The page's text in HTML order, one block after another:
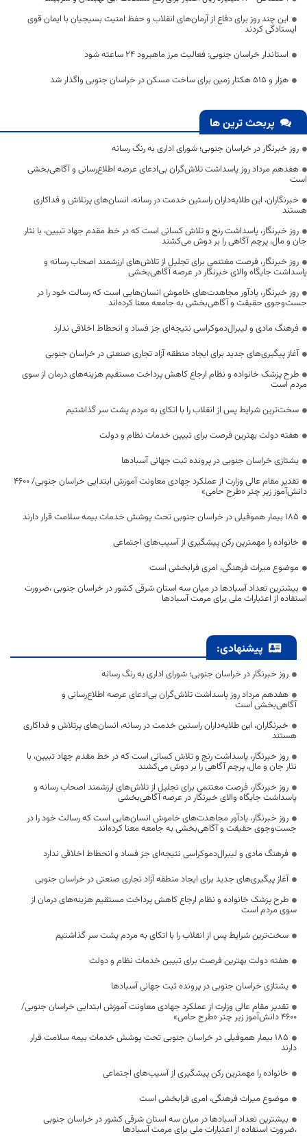
این چند روز برای دفاع از آرمان‌های انقلاب و حفظ امنیت بسیجیان با ایمان قوی
ایستادگی کردند
استاندار خراسان جنوبی: فعالیت مرز ماهیرود ۲۴ ساعته شود
هزار و ۵۱۵ هکتار زمین برای ساخت مسکن در خراسان جنوبی واگذار شد
پربحث ترین ها
روز خبرنگار در خراسان جنوبی؛ شورای اداری به رنگ رسانه
هفدهم مرداد روز پاسداشت تلاش‌گران بی‌ادعای عرصه اطلاع‌رسانی و آگاهی‌بخشی
است
خبرنگاران، این طلایه‌داران راستین خدمت در رسانه، انسان‌های پرتلاش و فداکاری
هستند
روز خبرنگار، پاسداشت رنج و تلاش کسانی است که در خط مقدم جهاد تبیین، با نثار
جان و مال، پرچم آگاهی را بر دوش می‌کشند
روز خبرنگار، فرصت مغتنمی برای تجلیل از تلاش‌های ارزشمند اصحاب رسانه و
پاسداشت جایگاه والای خبرنگار در عرصه آگاهی‌بخشی
روز خبرنگار، یادآور مجاهدت‌های خاموش انسان‌هایی است که رسالت خود را در
جست‌وجوی حقیقت و آگاهی‌بخشی به جامعه معنا کرده‌اند
فرهنگ مادی و لیبرال‌دموکراسی نتیجه‌ای جز فساد و انحطاط اخلاقی ندارد
آغاز پیگیری‌های جدید برای ایجاد منطقه آزاد تجاری صنعتی در خراسان جنوبی
طرح پزشک خانواده و نظام ارجاع کاهش پرداخت مستقیم هزینه‌های درمان از سوی
مردم است
سخت‌ترین شرایط پس از انقلاب را با اتکای به مردم پشت سر گذاشتیم
هفته دولت بهترین فرصت برای تبیین خدمات نظام و دولت
یشتازی خراسان جنوبی در پرونده ثبت جهانی آسبادها
تقدیر مقام عالی وزارت از عملکرد جهادی معاونت آموزش ابتدایی خراسان جنوبی/ ۴۶۰۰
دانش‌آموز زیر چتر «طرح حامی»
۱۸۵ بیمار هموفیلی در خراسان جنوبی تحت پوشش خدمات بیمه سلامت قرار دارند
خانواده را مهمترین رکن پیشگیری از آسیب‌های اجتماعی
موضوع میراث فرهنگی، امری فرابخشی است
بیشترین تعداد آسبادها در میان سه استان شرقی کشور در خراسان جنوبی ،ضرورت
استفاده از اعتبارات ملی برای مرمت آسبادها
پیشنهادی:
روز خبرنگار در خراسان جنوبی؛ شورای اداری به رنگ رسانه
هفدهم مرداد روز پاسداشت تلاش‌گران بی‌ادعای عرصه اطلاع‌رسانی و
آگاهی‌بخشی است
خبرنگاران، این طلایه‌داران راستین خدمت در رسانه، انسان‌های پرتلاش و فداکاری
هستند
روز خبرنگار، پاسداشت رنج و تلاش کسانی است که در خط مقدم جهاد تبیین، با
نثار جان و مال، پرچم آگاهی را بر دوش می‌کشند
روز خبرنگار، فرصت مغتنمی برای تجلیل از تلاش‌های ارزشمند اصحاب رسانه و
پاسداشت جایگاه والای خبرنگار در عرصه آگاهی‌بخشی
روز خبرنگار، یادآور مجاهدت‌های خاموش انسان‌هایی است که رسالت خود را در
جست‌وجوی حقیقت و آگاهی‌بخشی به جامعه معنا کرده‌اند
فرهنگ مادی و لیبرال‌دموکراسی نتیجه‌ای جز فساد و انحطاط اخلاقی ندارد
آغاز پیگیری‌های جدید برای ایجاد منطقه آزاد تجاری صنعتی در خراسان جنوبی
طرح پزشک خانواده و نظام ارجاع کاهش پرداخت مستقیم هزینه‌های درمان از
سوی مردم است
سخت‌ترین شرایط پس از انقلاب را با اتکای به مردم پشت سر گذاشتیم
هفته دولت بهترین فرصت برای تبیین خدمات نظام و دولت
یشتازی خراسان جنوبی در پرونده ثبت جهانی آسبادها
تقدیر مقام عالی وزارت از عملکرد جهادی معاونت آموزش ابتدایی خراسان جنوبی/
۴۶۰۰ دانش‌آموز زیر چتر «طرح حامی»
۱۸۵ بیمار هموفیلی در خراسان جنوبی تحت پوشش خدمات بیمه سلامت قرار
دارند
خانواده را مهمترین رکن پیشگیری از آسیب‌های اجتماعی
موضوع میراث فرهنگی، امری فرابخشی است
بیشترین تعداد آسبادها در میان سه استان شرقی کشور در خراسان جنوبی
،ضرورت استفاده از اعتبارات ملی برای مرمت آسبادها